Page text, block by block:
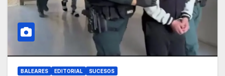
BALEARES EDITORIAL SUCESOS